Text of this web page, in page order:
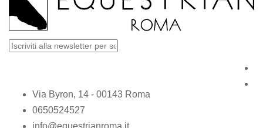
Via Byron, 14 - 00143 Roma
0650524527